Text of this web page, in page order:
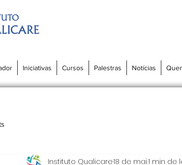
Iniciativas Cursos Palestras Notícias
Instituto Qualicare18 de mai.1 min de